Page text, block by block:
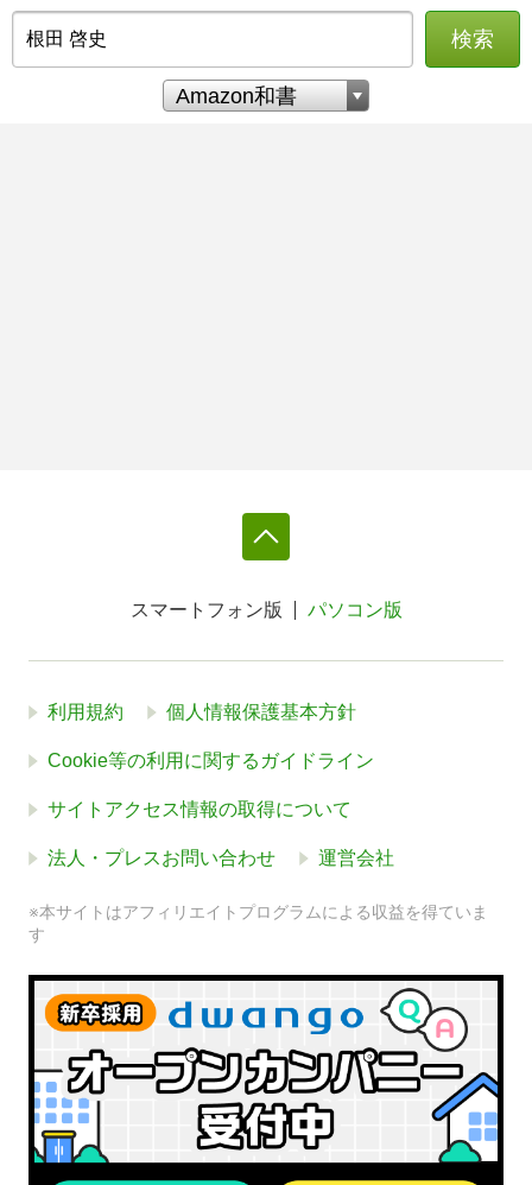
検索
スマートフォン版 パソコン版
利用規約 個人情報保護基本方針
Cookie等の利用に関するガイドライン
サイトアクセス情報の取得について
法人・プレスお問い合わせ 運営会社
※本サイトはアフィリエイトプログラムによる収益を得ていま
す